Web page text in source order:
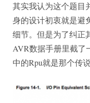
其实我认为这个题目
身的设计初衷就是避
细节。但是为了纠正
AVR数据手册里截了
中的Rpu就是那个传